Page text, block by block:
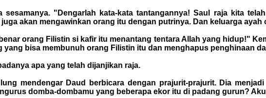
sesamanya. "Dengarlah kata-kata tantangannya! Saul raja kita
akan mengawinkan orang itu dengan putrinya. Dan keluarga
orang Filistin si kafir itu menantang tentara Allah yang hidup!"
yang bisa membunuh orang Filistin itu dan menghapus penghinaan
apa yang telah dijanjikan raja.
mendengar Daud berbicara dengan prajurit-prajurit. Dia
domba-dombamu yang beberapa ekor itu di padang gurun?